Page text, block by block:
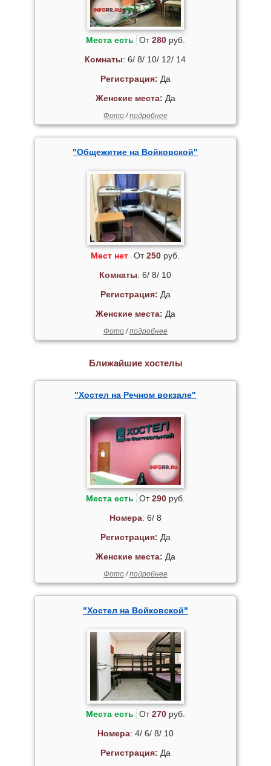
Места есть От280руб.
Комнаты: 6/ 8/ 10/ 12/ 14
Регистрация: Да
Женские места: Да
Фото/подробнее
"Общежитие на Войковской"
Мест нет От250 руб.
Комнаты: 6/ 8/ 10
Регистрация: Да
Женские места: Да
Фото/подробнее
Ближайшие хостелы
"Хостел на Речном вокзале"
Места есть От290руб.
Номера: 6/ 8
Регистрация: Да
Женские места: Да
Фото/подробнее
"Хостел на Войковской"
Места есть От270руб.
Номера: 4/ 6/ 8/ 10
Регистрация: Да